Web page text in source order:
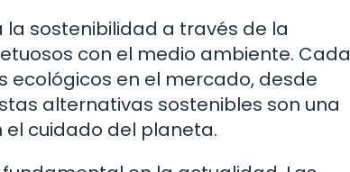
sostenibilidad a través de la
con el medio ambiente. Cada
ecológicos en el mercado, desde
alternativas sostenibles son una
cuidado del planeta.